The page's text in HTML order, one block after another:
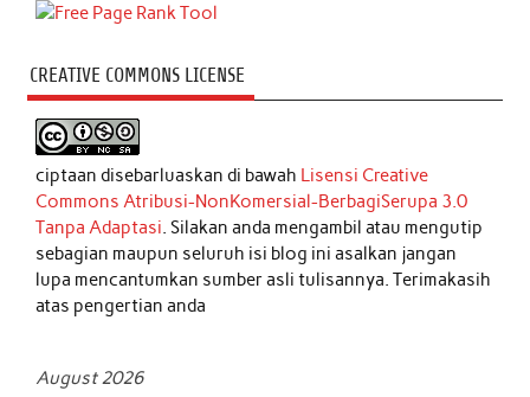
CREATIVE COMMONS LICENSE
ciptaan disebarluaskan di bawah Lisensi Creative
Commons Atribusi-NonKomersial-BerbagiSerupa 3.0
Tanpa Adaptasi. Silakan anda mengambil atau mengutip
sebagian maupun seluruh isi blog ini asalkan jangan
lupa mencantumkan sumber asli tulisannya. Terimakasih
atas pengertian anda
August 2026